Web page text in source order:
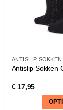
ANTISLIP SOKKEN
Antislip Sokken
€17,95